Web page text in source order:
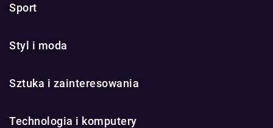
Sport
Styl i moda
Sztuka i zainteresowania
Technologia i komputery